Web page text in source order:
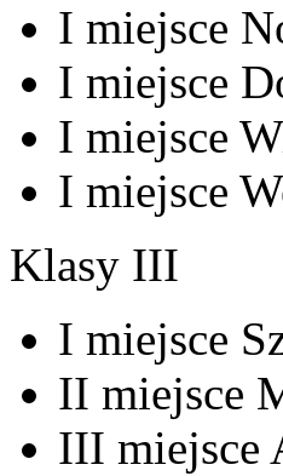
I miejsce
I miejsce
I miejsce
I miejsce
Klasy III
I miejsce
II miejsce
III miejsce